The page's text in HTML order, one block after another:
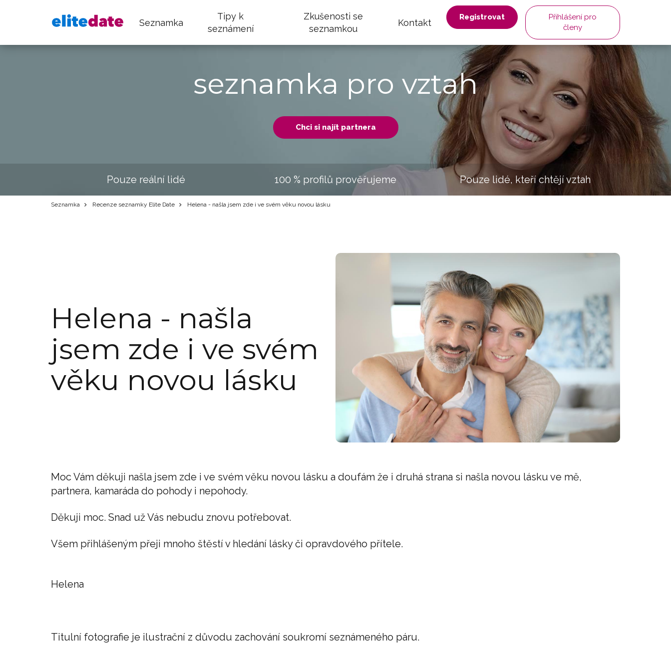
Seznamka
Tipy k
seznámení
Zkušenosti se
seznamkou
Kontakt
Registrovat
Přihlášení pro
členy
seznamka pro vztah
Chci si najít partnera
Pouze reální lidé 100 % profilů prověřujeme Pouze lidé, kteří chtějí vztah
Seznamka Recenze seznamky Elite Date Helena - našla jsem zde i ve svém věku novou lásku
Helena - našla
jsem zde i ve svém
věku novou lásku
Moc Vám děkuji našla jsem zde i ve svém věku novou lásku a doufám že i druhá strana si našla novou lásku ve mě,
partnera, kamaráda do pohody i nepohody.
Děkuji moc. Snad už Vás nebudu znovu potřebovat.
Všem přihlášeným přeji mnoho štěstí v hledání lásky či opravdového přítele.
Helena
Titulní fotografie je ilustrační z důvodu zachování soukromí seznámeného páru.